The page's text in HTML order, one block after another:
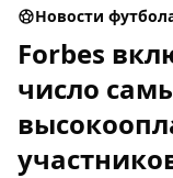
Новости
Forbes
число